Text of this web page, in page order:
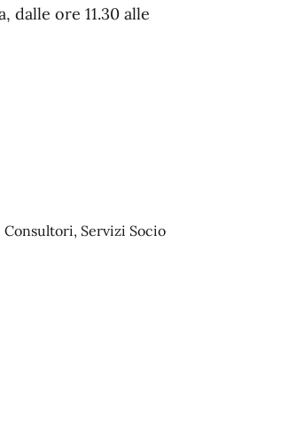
dalle ore 11.30 alle
Consultori, Servizi Socio